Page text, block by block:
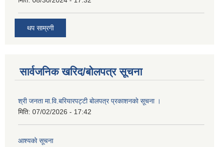
थप साम्रगी
सार्वजनिक खरिद/बोलपत्र सूचना
श्री जनता मा.वि.बरियारपट्टी बाेलपत्र प्रकाशनकाे सूचना ।
मिति: 07/02/2026 - 17:42
आश्यकाे सूचना